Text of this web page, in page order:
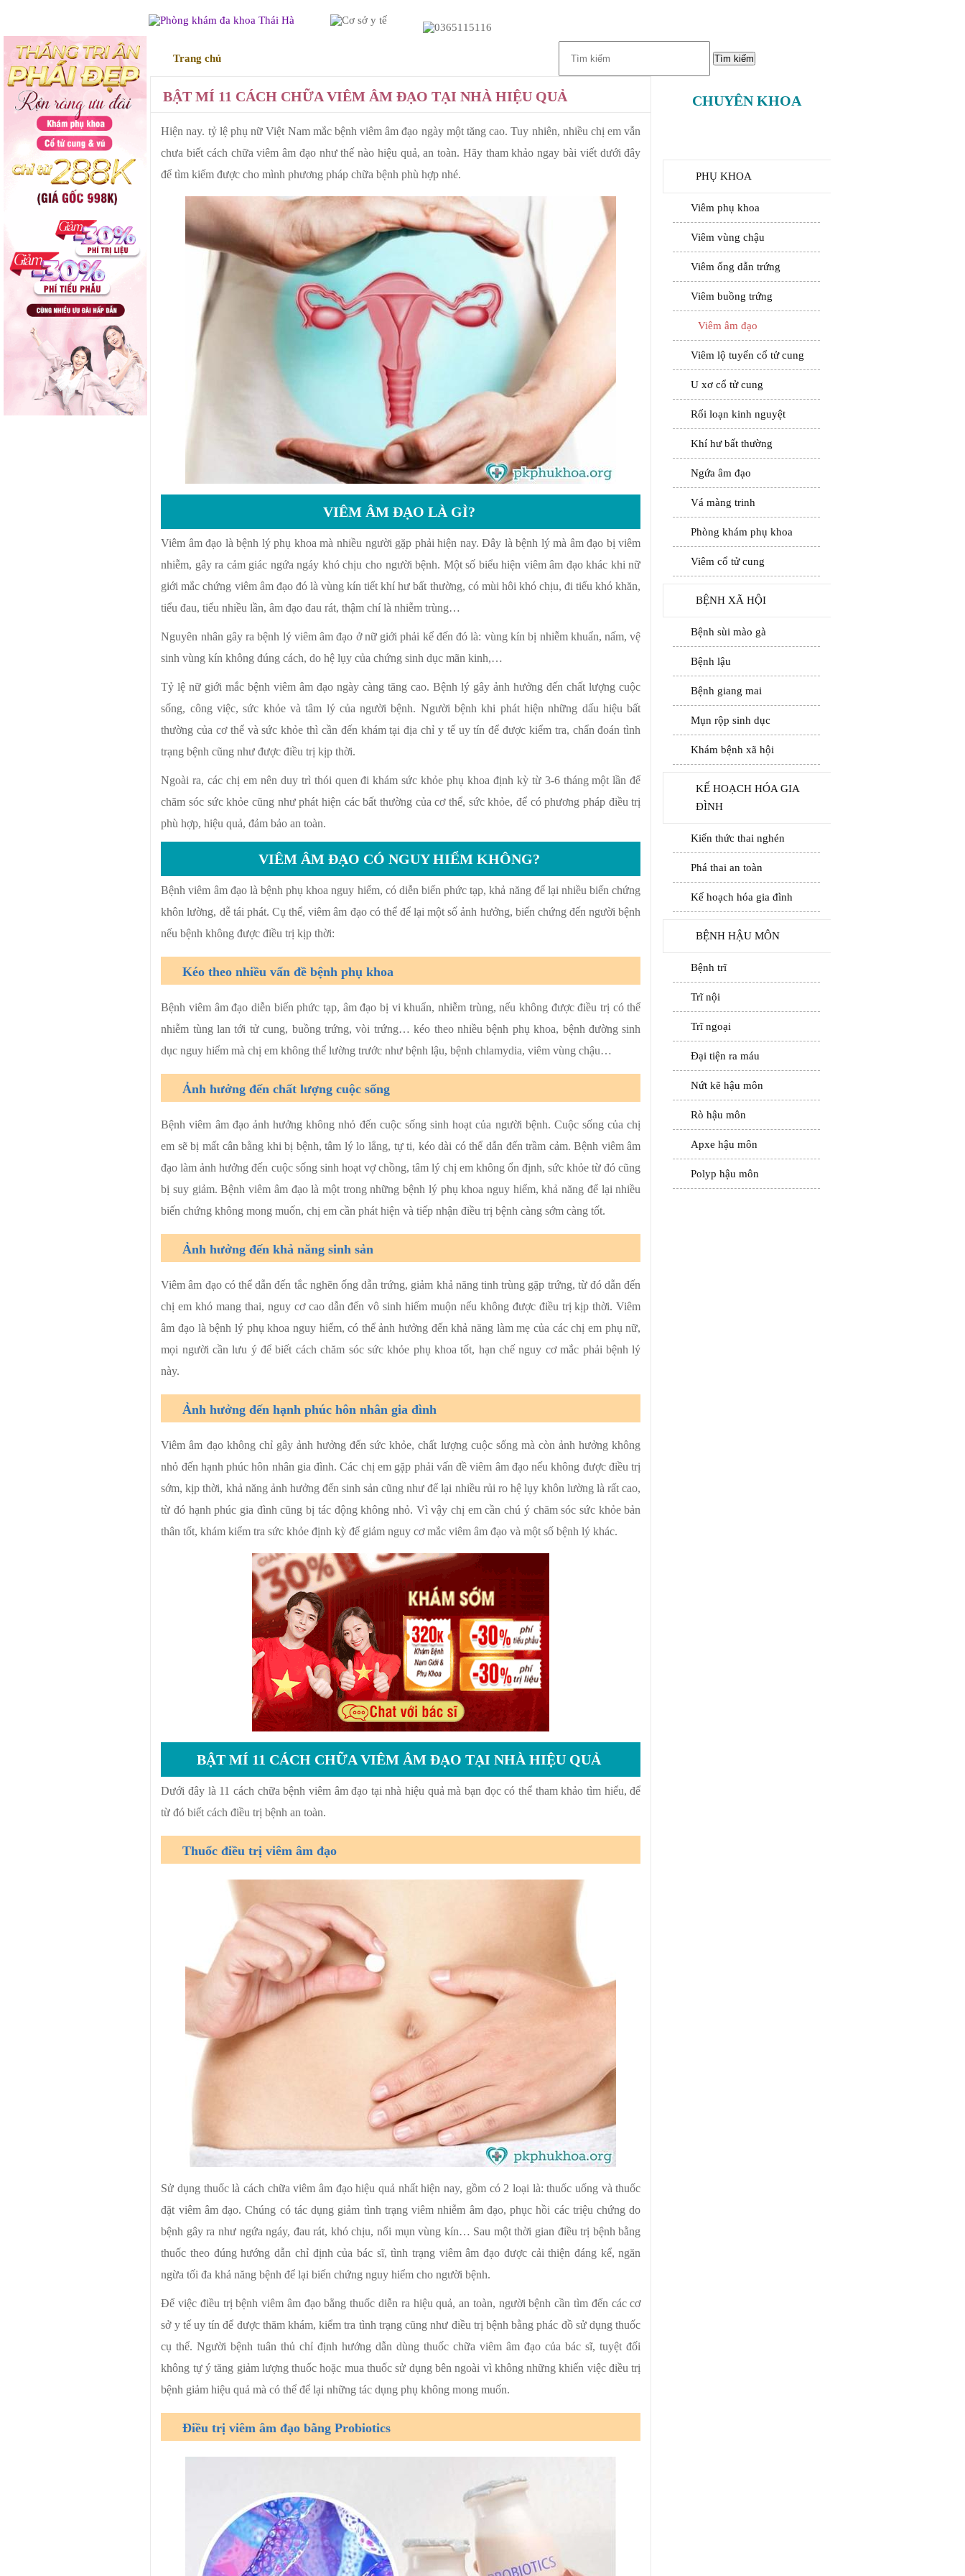
Trang chủ
CHUYÊN KHOA
PHỤ KHOA
Viêm phụ khoa
Viêm vùng chậu
Viêm ống dẫn trứng
Viêm buồng trứng
Viêm âm đạo
Viêm lộ tuyến cổ tử cung
U xơ cổ tử cung
Rối loạn kinh nguyệt
Khí hư bất thường
Ngứa âm đạo
Vá màng trinh
Phòng khám phụ khoa
Viêm cổ tử cung
BỆNH XÃ HỘI
Bệnh sùi mào gà
Bệnh lậu
Bệnh giang mai
Mụn rộp sinh dục
Khám bệnh xã hội
KẾ HOẠCH HÓA GIA
ĐÌNH
Kiến thức thai nghén
Phá thai an toàn
Kế hoạch hóa gia đình
BỆNH HẬU MÔN
Bệnh trĩ
Trĩ nội
Trĩ ngoại
Đại tiện ra máu
Nứt kẽ hậu môn
Rò hậu môn
Apxe hậu môn
Polyp hậu môn
BẬT MÍ 11 CÁCH CHỮA VIÊM ÂM ĐẠO TẠI NHÀ HIỆU QUẢ
Hiện nay. tỷ lệ phụ nữ Việt Nam mắc bệnh viêm âm đạo ngày một tăng cao. Tuy nhiên, nhiều chị em vẫn
chưa biết cách chữa viêm âm đạo như thế nào hiệu quả, an toàn. Hãy tham khảo ngay bài viết dưới đây
để tìm kiếm được cho mình phương pháp chữa bệnh phù hợp nhé.
VIÊM ÂM ĐẠO LÀ GÌ?
Viêm âm đạo là bệnh lý phụ khoa mà nhiều người gặp phải hiện nay. Đây là bệnh lý mà âm đạo bị viêm
nhiễm, gây ra cảm giác ngứa ngáy khó chịu cho người bệnh. Một số biểu hiện viêm âm đạo khác khi nữ
giới mắc chứng viêm âm đạo đó là vùng kín tiết khí hư bất thường, có mùi hôi khó chịu, đi tiểu khó khăn,
tiểu đau, tiểu nhiều lần, âm đạo đau rát, thậm chí là nhiễm trùng…
Nguyên nhân gây ra bệnh lý viêm âm đạo ở nữ giới phải kể đến đó là: vùng kín bị nhiễm khuẩn, nấm, vệ
sinh vùng kín không đúng cách, do hệ lụy của chứng sinh dục mãn kinh,…
Tỷ lệ nữ giới mắc bệnh viêm âm đạo ngày càng tăng cao. Bệnh lý gây ảnh hưởng đến chất lượng cuộc
sống, công việc, sức khỏe và tâm lý của người bệnh. Người bệnh khi phát hiện những dấu hiệu bất
thường của cơ thể và sức khỏe thì cần đến khám tại địa chỉ y tế uy tín để được kiểm tra, chẩn đoán tình
trạng bệnh cũng như được điều trị kịp thời.
Ngoài ra, các chị em nên duy trì thói quen đi khám sức khỏe phụ khoa định kỳ từ 3-6 tháng một lần để
chăm sóc sức khỏe cũng như phát hiện các bất thường của cơ thể, sức khỏe, để có phương pháp điều trị
phù hợp, hiệu quả, đảm bảo an toàn.
VIÊM ÂM ĐẠO CÓ NGUY HIỂM KHÔNG?
Bệnh viêm âm đạo là bệnh phụ khoa nguy hiểm, có diễn biến phức tạp, khả năng để lại nhiều biến chứng
khôn lường, dễ tái phát. Cụ thể, viêm âm đạo có thể để lại một số ảnh hưởng, biến chứng đến người bệnh
nếu bệnh không được điều trị kịp thời:
Kéo theo nhiều vấn đề bệnh phụ khoa
Bệnh viêm âm đạo diễn biến phức tạp, âm đạo bị vi khuẩn, nhiễm trùng, nếu không được điều trị có thể
nhiễm tùng lan tới tử cung, buồng trứng, vòi trứng… kéo theo nhiều bệnh phụ khoa, bệnh đường sinh
dục nguy hiểm mà chị em không thể lường trước như bệnh lậu, bệnh chlamydia, viêm vùng chậu…
Ảnh hưởng đến chất lượng cuộc sống
Bệnh viêm âm đạo ảnh hưởng không nhỏ đến cuộc sống sinh hoạt của người bệnh. Cuộc sống của chị
em sẽ bị mất cân bằng khi bị bệnh, tâm lý lo lắng, tự ti, kéo dài có thể dẫn đến trầm cảm. Bệnh viêm âm
đạo làm ảnh hưởng đến cuộc sống sinh hoạt vợ chồng, tâm lý chị em không ổn định, sức khỏe từ đó cũng
bị suy giảm. Bệnh viêm âm đạo là một trong những bệnh lý phụ khoa nguy hiểm, khả năng để lại nhiều
biến chứng không mong muốn, chị em cần phát hiện và tiếp nhận điều trị bệnh càng sớm càng tốt.
Ảnh hưởng đến khả năng sinh sản
Viêm âm đạo có thể dẫn đến tắc nghẽn ống dẫn trứng, giảm khả năng tinh trùng gặp trứng, từ đó dẫn đến
chị em khó mang thai, nguy cơ cao dẫn đến vô sinh hiếm muộn nếu không được điều trị kịp thời. Viêm
âm đạo là bệnh lý phụ khoa nguy hiểm, có thể ảnh hưởng đến khả năng làm mẹ của các chị em phụ nữ,
mọi người cần lưu ý để biết cách chăm sóc sức khỏe phụ khoa tốt, hạn chế nguy cơ mắc phải bệnh lý
này.
Ảnh hưởng đến hạnh phúc hôn nhân gia đình
Viêm âm đạo không chỉ gây ảnh hưởng đến sức khỏe, chất lượng cuộc sống mà còn ảnh hưởng không
nhỏ đến hạnh phúc hôn nhân gia đình. Các chị em gặp phải vấn đề viêm âm đạo nếu không được điều trị
sớm, kịp thời, khả năng ảnh hưởng đến sinh sản cũng như để lại nhiều rủi ro hệ lụy khôn lường là rất cao,
từ đó hạnh phúc gia đình cũng bị tác động không nhỏ. Vì vậy chị em cần chú ý chăm sóc sức khỏe bản
thân tốt, khám kiểm tra sức khỏe định kỳ để giảm nguy cơ mắc viêm âm đạo và một số bệnh lý khác.
BẬT MÍ 11 CÁCH CHỮA VIÊM ÂM ĐẠO TẠI NHÀ HIỆU QUẢ
Dưới đây là 11 cách chữa bệnh viêm âm đạo tại nhà hiệu quả mà bạn đọc có thể tham khảo tìm hiểu, để
từ đó biết cách điều trị bệnh an toàn.
Thuốc điều trị viêm âm đạo
Sử dụng thuốc là cách chữa viêm âm đạo hiệu quả nhất hiện nay, gồm có 2 loại là: thuốc uống và thuốc
đặt viêm âm đạo. Chúng có tác dụng giảm tình trạng viêm nhiễm âm đạo, phục hồi các triệu chứng do
bệnh gây ra như ngứa ngáy, đau rát, khó chịu, nổi mụn vùng kín… Sau một thời gian điều trị bệnh bằng
thuốc theo đúng hướng dẫn chỉ định của bác sĩ, tình trạng viêm âm đạo được cải thiện đáng kể, ngăn
ngừa tối đa khả năng bệnh để lại biến chứng nguy hiểm cho người bệnh.
Để việc điều trị bệnh viêm âm đạo bằng thuốc diễn ra hiệu quả, an toàn, người bệnh cần tìm đến các cơ
sở y tế uy tín để được thăm khám, kiểm tra tình trạng cũng như điều trị bệnh bằng phác đồ sử dụng thuốc
cụ thể. Người bệnh tuân thủ chỉ định hướng dẫn dùng thuốc chữa viêm âm đạo của bác sĩ, tuyệt đối
không tự ý tăng giảm lượng thuốc hoặc mua thuốc sử dụng bên ngoài vì không những khiến việc điều trị
bệnh giảm hiệu quả mà có thể để lại những tác dụng phụ không mong muốn.
Điều trị viêm âm đạo bằng Probiotics